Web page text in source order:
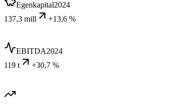
Egenkapital2024
137,3 mill
+13,6 %
EBITDA2024
119 t
+30,7 %